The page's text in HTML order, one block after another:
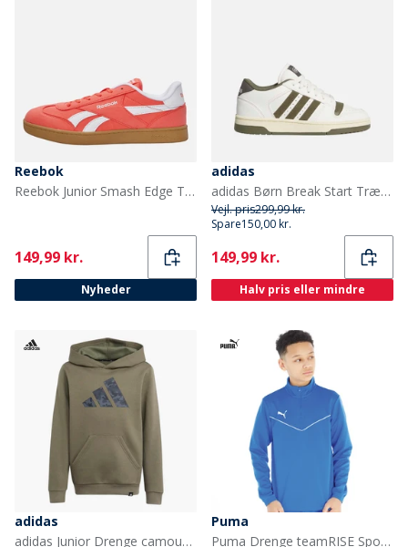
Reebok
Reebok Junior Smash Edge Træningssko Sunset Coral/Electric Amber/Gum
Current
149,99 kr.
Nyheder
adidas
adidas Børn Break Start Træningssko Chalk White/Olive Strata/Charcoal
Vejl. pris299,99 kr.
Spare150,00 kr.
Current
149,99 kr.
Halv pris eller mindre
adidas
adidas Junior Drenge camouflage grafisk hættetrøje Olive Strata
Puma
Puma Drenge teamRISE Sport træningstrøjer Blå